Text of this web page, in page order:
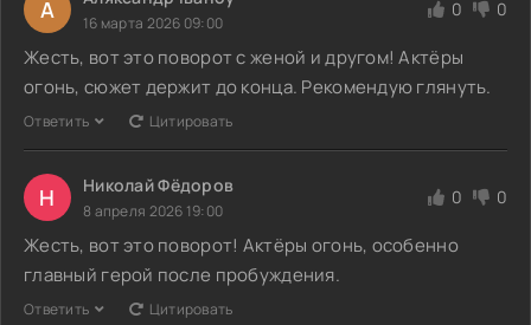
А 16 марта 2026 09:00
0 0
Жесть, вот это поворот с женой и другом! Актёры
огонь, сюжет держит до конца. Рекомендую глянуть.
Ответить Цитировать
Н Николай Фёдоров
8 апреля 2026 19:00
0 0
Жесть, вот это поворот! Актёры огонь, особенно
главный герой после пробуждения.
Ответить Цитировать